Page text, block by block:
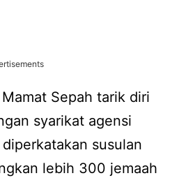
Sepah tarik diri
syarikat agensi
susulan
lebih 300 jemaah